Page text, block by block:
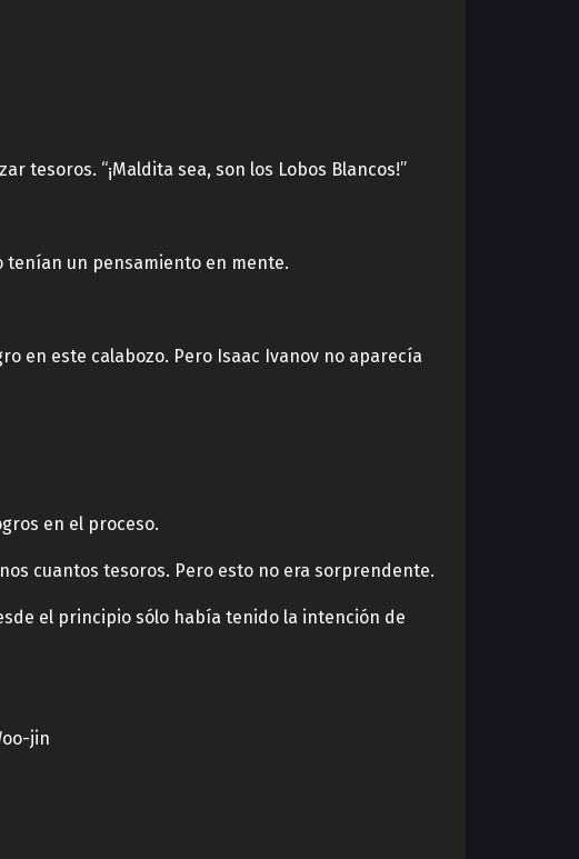
tesoros. “¡Maldita sea, son los Lobos Blancos!”
tenían un pensamiento en mente.
en este calabozo. Pero Isaac Ivanov no aparecía
en el proceso.
cuantos tesoros. Pero esto no era sorprendente.
el principio sólo había tenido la intención de
jin